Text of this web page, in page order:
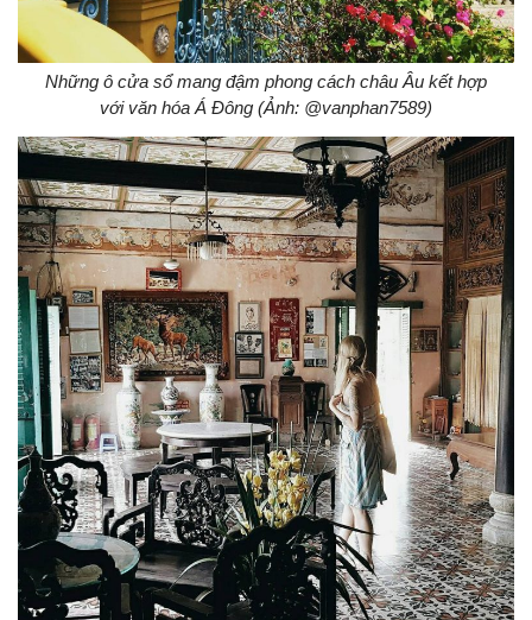
Những ô cửa sổ mang đậm phong cách châu Âu kết hợp
với văn hóa Á Đông (Ảnh: @vanphan7589)